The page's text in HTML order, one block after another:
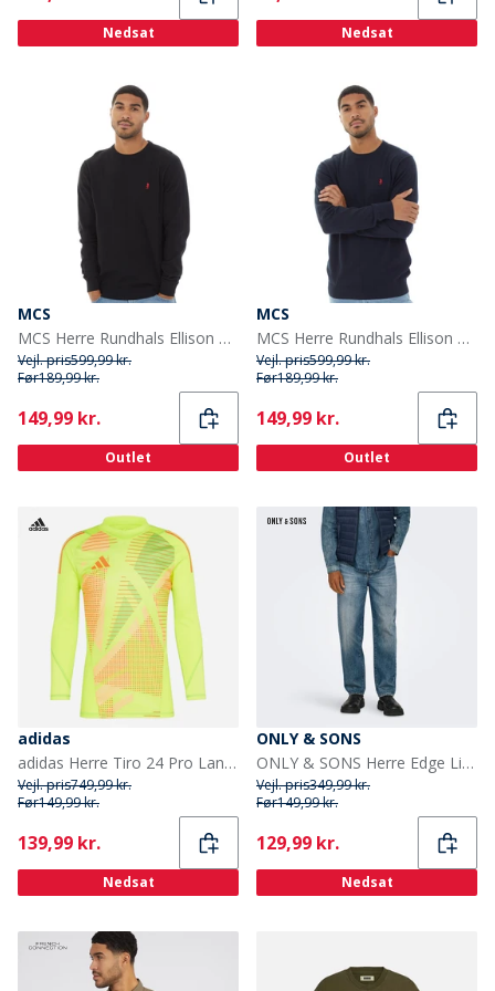
Nedsat Nedsat
MCS
MCS Herre Rundhals Ellison Strikket Trøje Tap Sko
Vejl. pris599,99 kr.
Før189,99 kr.
Current
149,99 kr.
Outlet
MCS
MCS Herre Rundhals Ellison Striktrøje Mørk Safir
Vejl. pris599,99 kr.
Før189,99 kr.
Current
149,99 kr.
Outlet
adidas
adidas Herre Tiro 24 Pro Lange Ærmer Målmands Trøje Semi Solar Yellow
Vejl. pris749,99 kr.
Før149,99 kr.
Current
139,99 kr.
Nedsat
ONLY & SONS
ONLY & SONS Herre Edge Lige Jeans Medium Blue Denim
Vejl. pris349,99 kr.
Før149,99 kr.
Current
129,99 kr.
Nedsat